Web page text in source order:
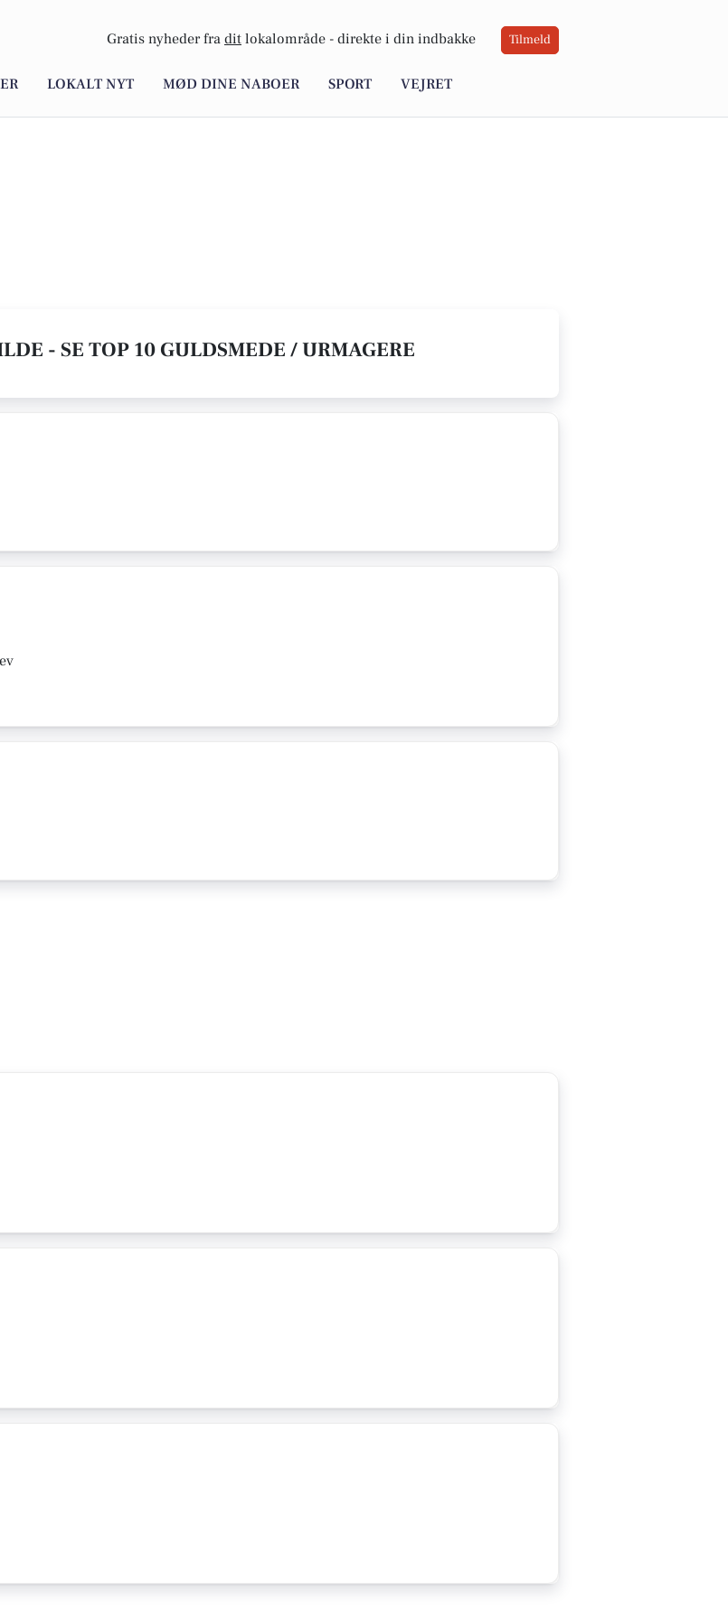
Gratis nyheder fra dit lokalområde - direkte i din indbakke Tilmeld
LOKALT NYT MØD DINE NABOER SPORT VEJRET
- SE TOP 10 GULDSMEDE / URMAGERE